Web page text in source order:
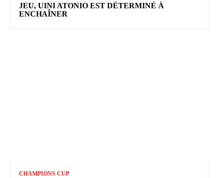
JEU, UINI ATONIO EST DÉTERMINÉ À
ENCHAÎNER
CHAMPIONS CUP